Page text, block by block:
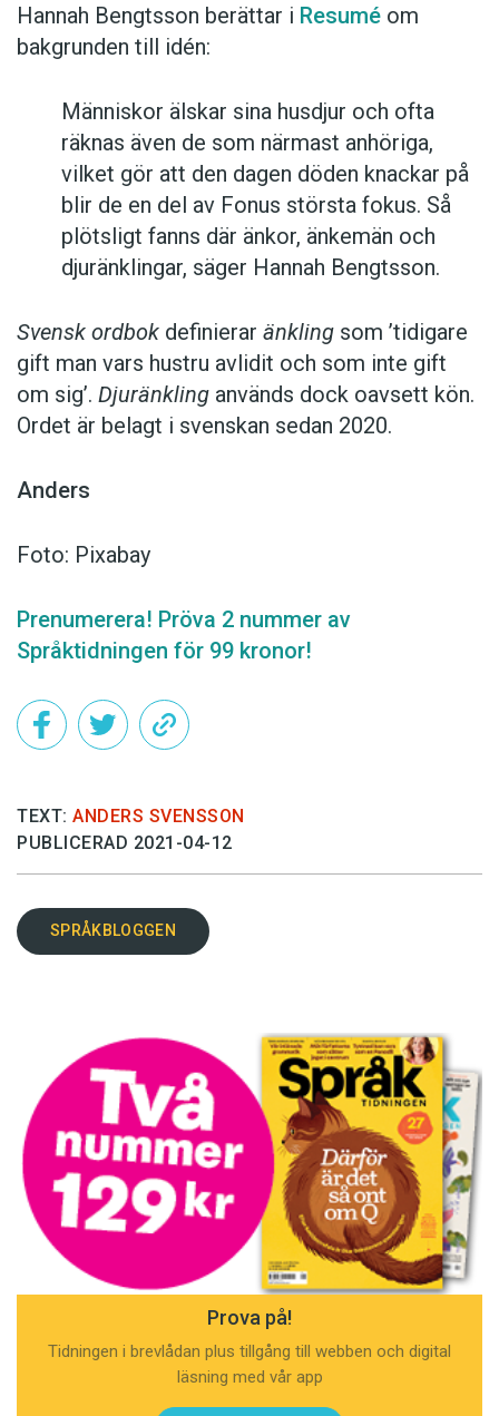
Hannah Bengtsson berättar i Resumé om
bakgrunden till idén:
Människor älskar sina husdjur och ofta
räknas även de som närmast anhöriga,
vilket gör att den dagen döden knackar på
blir de en del av Fonus största fokus. Så
plötsligt fanns där änkor, änkemän och
djuränklingar, säger Hannah Bengtsson.
Svensk ordbok definierar änkling som ’tidigare
gift man vars hustru av­lidit och som inte gift
om sig’. Djuränkling används dock oavsett kön.
Ordet är belagt i svenskan sedan 2020.
Anders
Foto: Pixabay
Prenumerera! Pröva 2 nummer av
Språktidningen för 99 kronor!
TEXT: ANDERS SVENSSON
PUBLICERAD 2021-04-12
SPRÅKBLOGGEN
Prova på!
Tidningen i brevlådan plus tillgång till webben och digital
läsning med vår app